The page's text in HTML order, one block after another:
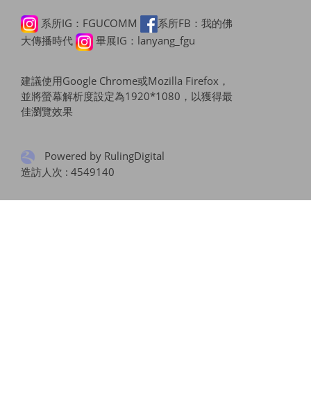
系所IG：FGUCOMM
系所FB：我的佛
大傳播時代
畢展IG：lanyang_fgu
建議使用Google Chrome或Mozilla Firefox，
並將螢幕解析度設定為1920*1080，以獲得最
佳瀏覽效果
Powered by RulingDigital
造訪人次 : 4549140